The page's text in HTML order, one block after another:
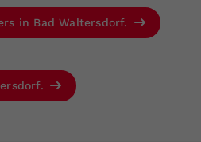
in Bad Waltersdorf.